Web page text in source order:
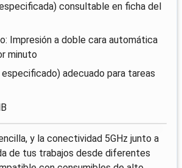
consultable en ficha del
Impresión a doble cara automática
minuto
especificado) adecuado para tareas
y la conectividad 5GHz junto a
de tus trabajos desde diferentes